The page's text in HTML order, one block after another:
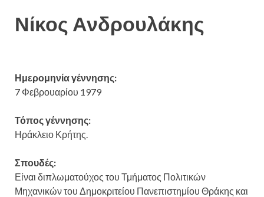
Νίκος Ανδρουλάκης
Ημερομηνία γέννησης:
7 Φεβρουαρίου 1979
Τόπος γέννησης:
Ηράκλειο Κρήτης.
Σπουδές:
Είναι διπλωματούχος του Τμήματος Πολιτικών
Μηχανικών του Δημοκριτείου Πανεπιστημίου Θράκης και